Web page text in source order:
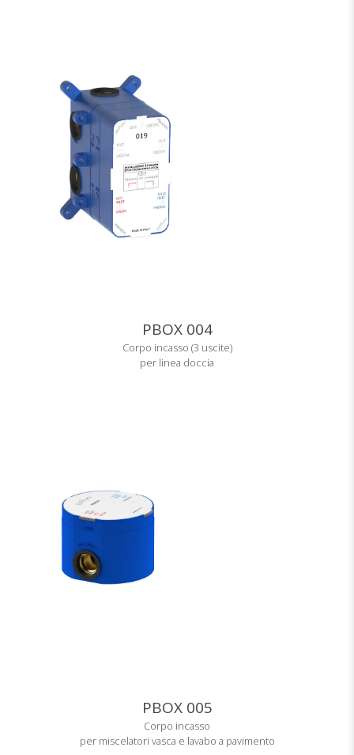
PBOX 004
Corpo incasso (3 uscite)
per linea doccia
PBOX 005
Corpo incasso
per miscelatori vasca e lavabo a pavimento